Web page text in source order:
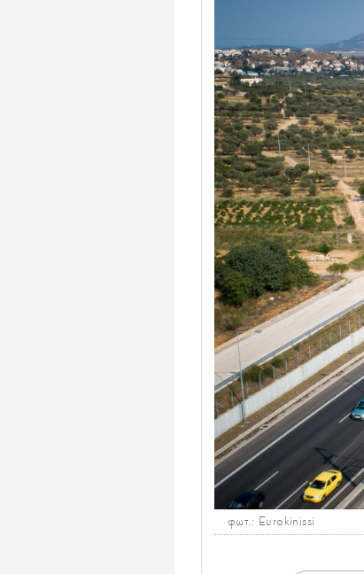
φωτ.: Eurokinissi